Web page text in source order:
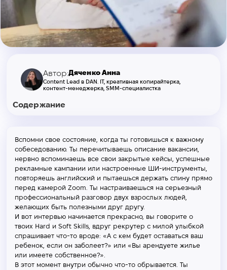
Автор:Дяченко Анна
Content Lead в DAN. IT, креативная копирайтерка,
контент-менеджерка, SMM-специалистка
Содержание
Вспомни свое состояние, когда ты готовишься к важному
собеседованию. Ты перечитываешь описание вакансии,
нервно вспоминаешь все свои закрытые кейсы, успешные
рекламные кампании или настроенные ШИ-инструменты,
повторяешь английский и пытаешься держать спину прямо
перед камерой Zoom. Ты настраиваешься на серьезный
профессиональный разговор двух взрослых людей,
желающих быть полезными друг другу.
И вот интервью начинается прекрасно, вы говорите о
твоих Hard и Soft Skills, вдруг рекрутер с милой улыбкой
спрашивает что-то вроде: «А с кем будет оставаться ваш
ребенок, если он заболеет?» или «Вы арендуете жилье
или имеете собственное?».
В этот момент внутри обычно что-то обрывается. Ты